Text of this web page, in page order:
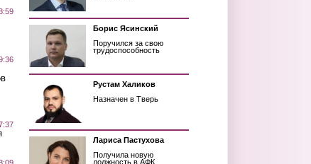
Борис Ясинский
Поручился за свою
трудоспособность
Рустам Халиков
Назначен в Тверь
Лариса Пастухова
Получила новую
должность в АФК